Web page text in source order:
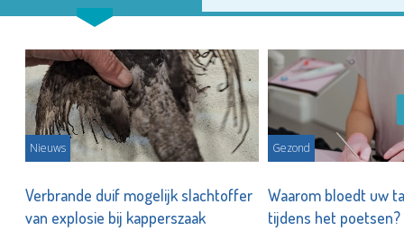
Nieuws
Verbrande duif mogelijk slachtoffer
van explosie bij kapperszaak
Gezond
Waarom bloedt uw
tijdens het poetsen?